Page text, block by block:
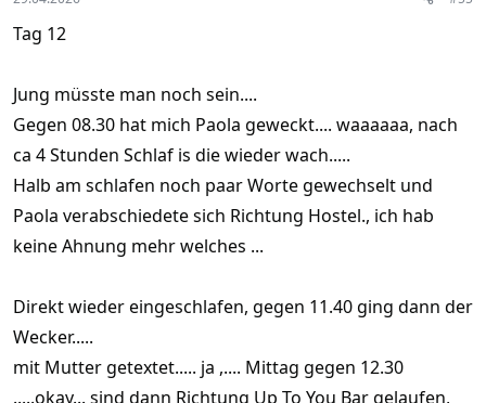
Tag 12
Jung müsste man noch sein....
Gegen 08.30 hat mich Paola geweckt.... waaaaaa, nach
ca 4 Stunden Schlaf is die wieder wach.....
Halb am schlafen noch paar Worte gewechselt und
Paola verabschiedete sich Richtung Hostel., ich hab
keine Ahnung mehr welches ...
Direkt wieder eingeschlafen, gegen 11.40 ging dann der
Wecker.....
mit Mutter getextet..... ja ,.... Mittag gegen 12.30
.....okay... sind dann Richtung Up To You Bar gelaufen,